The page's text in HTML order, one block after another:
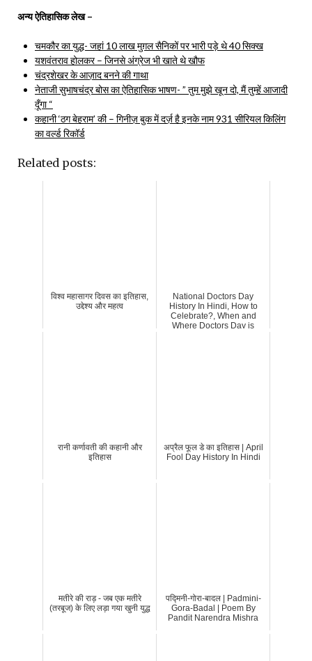
अन्य ऐतिहासिक लेख –
चमकौर का युद्ध- जहां 10 लाख मुग़ल सैनिकों पर भारी पड़े थे 40 सिक्ख
यशवंतराव होलकर – जिनसे अंग्रेज भी खाते थे खौफ
चंद्रशेखर के आज़ाद बनने की गाथा
नेताजी सुभाषचंद्र बोस का ऐतिहासिक भाषण- ” तुम मुझे खून दो, मैं तुम्हें आजादी
दूँगा “
कहानी ‘ठग बेहराम’ की – गिनीज़ बुक में दर्ज़ है इनके नाम 931 सीरियल किलिंग
का वर्ल्ड रिकॉर्ड
Related posts:
विश्व महासागर दिवस का इतिहास,
उद्देश्य और महत्व
National Doctors Day
History In Hindi, How to
Celebrate?, When and
Where Doctors Day is
रानी कर्णावती की कहानी और
इतिहास
अप्रैल फूल डे का इतिहास | April
Fool Day History In Hindi
मतीरे की राड़ - जब एक मतीरे
(तरबूज) के लिए लड़ा गया खुनी युद्ध
पद्मिनी-गोरा-बादल | Padmini-
Gora-Badal | Poem By
Pandit Narendra Mishra